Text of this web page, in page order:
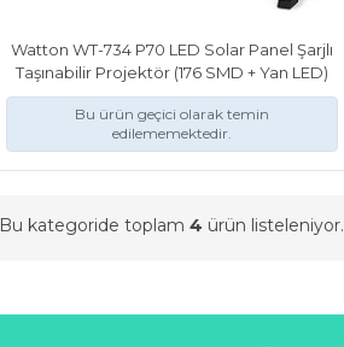
Watton WT-734 P70 LED Solar Panel Şarjlı
Taşınabilir Projektör (176 SMD + Yan LED)
Bu ürün geçici olarak temin
edilememektedir.
Bu kategoride toplam 4 ürün listeleniyor.